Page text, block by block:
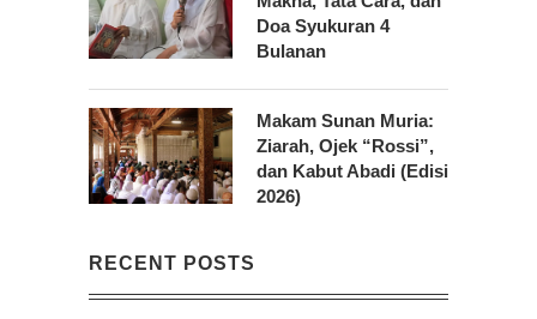
Doa Syukuran 4
Bulanan
Makam Sunan Muria:
Ziarah, Ojek “Rossi”,
dan Kabut Abadi (Edisi
2026)
RECENT POSTS